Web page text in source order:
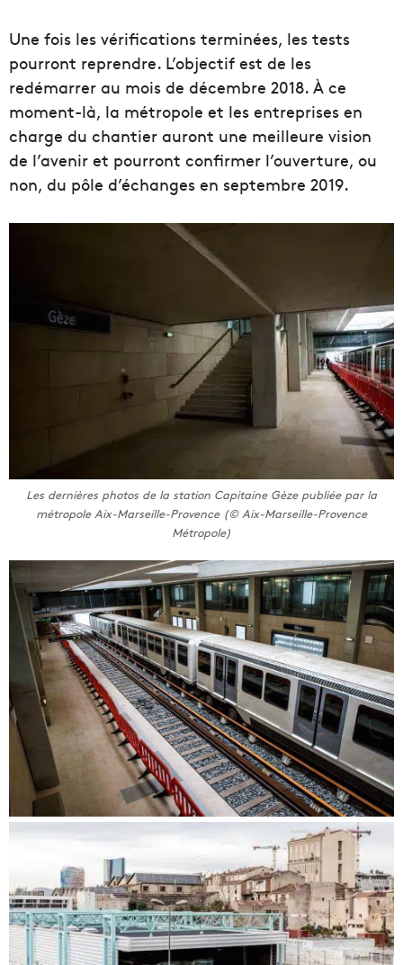
Une fois les vérifications terminées, les tests
pourront reprendre. L’objectif est de les
redémarrer au mois de décembre 2018. À ce
moment-là, la métropole et les entreprises en
charge du chantier auront une meilleure vision
de l’avenir et pourront confirmer l’ouverture, ou
non, du pôle d’échanges en septembre 2019.
Les dernières photos de la station Capitaine Gèze publiée par la
métropole Aix-Marseille-Provence (© Aix-Marseille-Provence
Métropole)